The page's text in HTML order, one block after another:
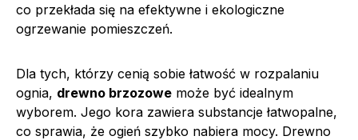
co przekłada się na efektywne i ekologiczne
ogrzewanie pomieszczeń.
Dla tych, którzy cenią sobie łatwość w rozpalaniu
ognia, drewno brzozowe może być idealnym
wyborem. Jego kora zawiera substancje łatwopalne,
co sprawia, że ogień szybko nabiera mocy. Drewno